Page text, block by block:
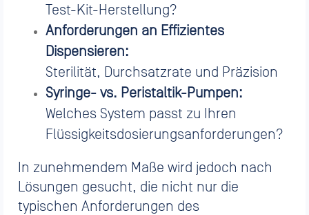
Test-Kit-Herstellung?
Anforderungen an Effizientes
Dispensieren:
Sterilität, Durchsatzrate und Präzision
Syringe- vs. Peristaltik-Pumpen:
Welches System passt zu Ihren
Flüssigkeitsdosierungsanforderungen?
In zunehmendem Maße wird jedoch nach
Lösungen gesucht, die nicht nur die
typischen Anforderungen des